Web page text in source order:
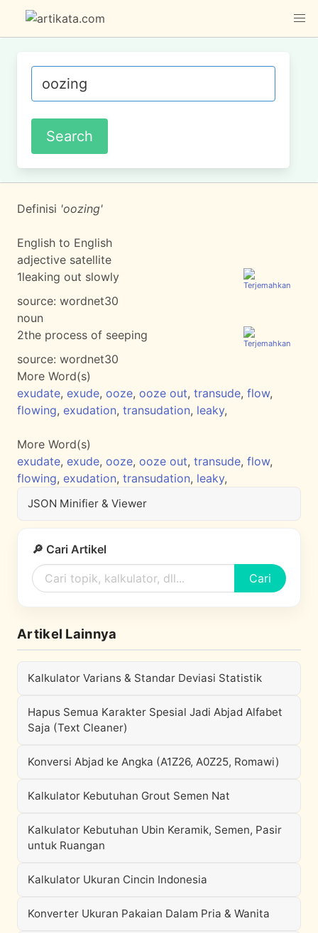
Definisi 'oozing'
English to English
adjective satellite
1leaking out slowly
source: wordnet30
noun
2the process of seeping
source: wordnet30
More Word(s)
exudate, exude, ooze, ooze out, transude, flow,
flowing, exudation, transudation, leaky,
More Word(s)
exudate, exude, ooze, ooze out, transude, flow,
flowing, exudation, transudation, leaky,
JSON Minifier & Viewer
🔎 Cari Artikel
Cari
Artikel Lainnya
Kalkulator Varians & Standar Deviasi Statistik
Hapus Semua Karakter Spesial Jadi Abjad Alfabet
Saja (Text Cleaner)
Konversi Abjad ke Angka (A1Z26, A0Z25, Romawi)
Kalkulator Kebutuhan Grout Semen Nat
Kalkulator Kebutuhan Ubin Keramik, Semen, Pasir
untuk Ruangan
Kalkulator Ukuran Cincin Indonesia
Konverter Ukuran Pakaian Dalam Pria & Wanita